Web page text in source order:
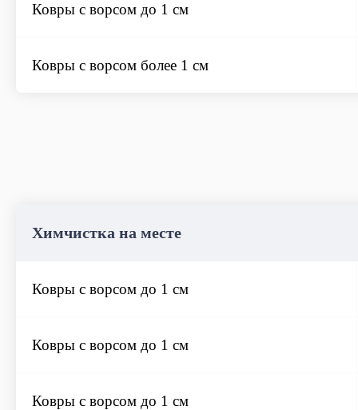
Ковры с ворсом до 1 см
Ковры с ворсом более 1 см
Химчистка на месте
Ковры с ворсом до 1 см
Ковры с ворсом до 1 см
Ковры с ворсом до 1 см